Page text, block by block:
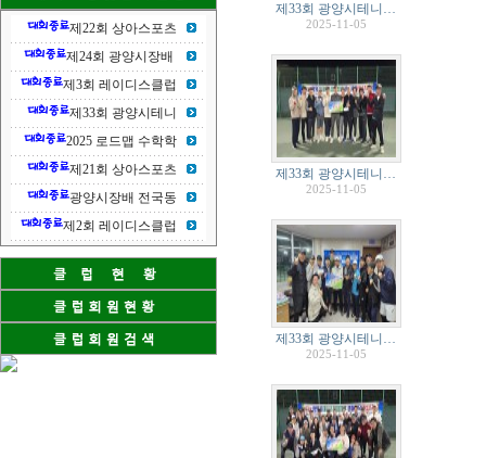
제22회 상아스포츠
제24회 광양시장배
제3회 레이디스클럽
제33회 광양시테니
2025 로드맵 수학학
제21회 상아스포츠
광양시장배 전국동
제2회 레이디스클럽
제33회 광양시테니…
2025-11-05
제33회 광양시테니…
2025-11-05
제33회 광양시테니…
2025-11-05